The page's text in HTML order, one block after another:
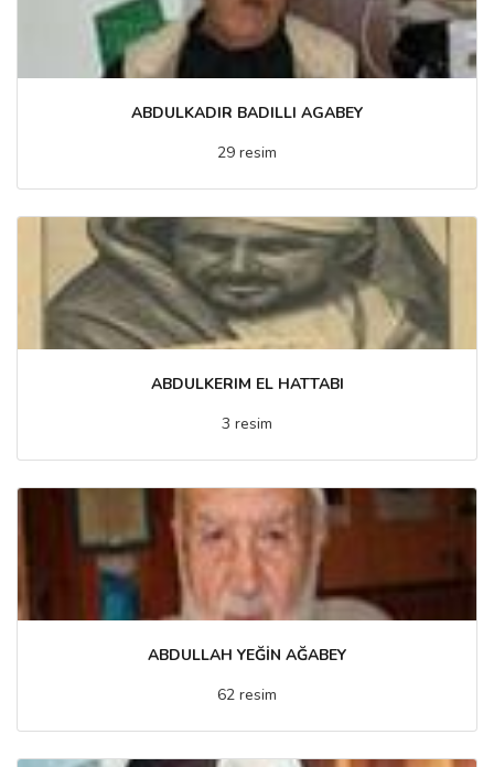
ABDULKADIR BADILLI AGABEY
29 resim
ABDULKERIM EL HATTABI
3 resim
ABDULLAH YEĞİN AĞABEY
62 resim